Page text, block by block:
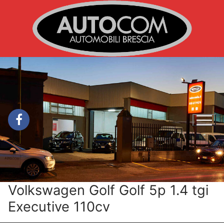
contenuto
Volkswagen Golf Golf 5p 1.4 tgi
Executive 110cv